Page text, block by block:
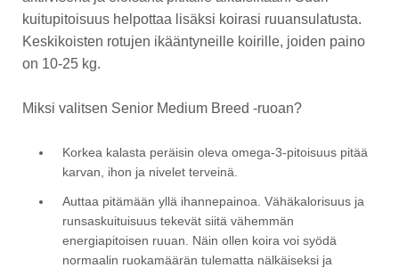
kuitupitoisuus helpottaa lisäksi koirasi ruuansulatusta.
Keskikoisten rotujen ikääntyneille koirille, joiden paino
on 10-25 kg.
Miksi valitsen Senior Medium Breed -ruoan?
Korkea kalasta peräisin oleva omega-3-pitoisuus pitää
karvan, ihon ja nivelet terveinä.
Auttaa pitämään yllä ihannepainoa. Vähäkalorisuus ja
runsaskuituisuus tekevät siitä vähemmän
energiapitoisen ruuan. Näin ollen koira voi syödä
normaalin ruokamäärän tulematta nälkäiseksi ja